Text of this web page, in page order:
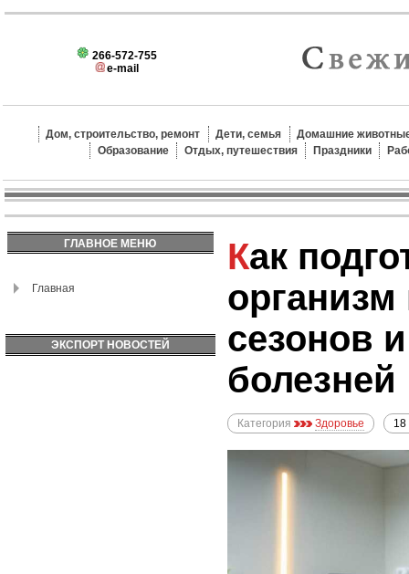
266-572-755
e-mail
Дом, строительство, ремонт Дети, семья
Домашние
Образование
Отдых, путешествия Праздники
ГЛАВНОЕ МЕНЮ
Главная
ЭКСПОРТ НОВОСТЕЙ
Как подготовить
организм
сезонов
болезней
Категория Здоровье 18